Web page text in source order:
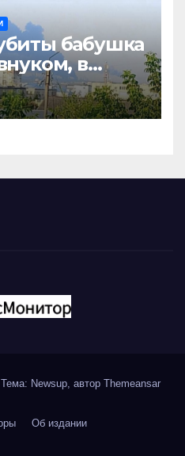
бабушка
в
Кубани
Тема: Newsup, автор Themeansar
Об издании